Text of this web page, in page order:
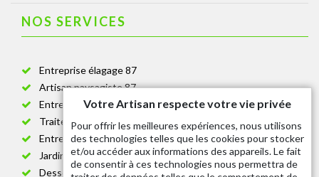
NOS SERVICES
Entreprise élagage 87
Artisan paysagiste 87
Entreprise de jardinage 87
Traitement anti-chenille 87
Entreprise abattage arbre 87
Jardinier taille de haie 87
Dessouchage arbre et haie 87
Votre Artisan respecte votre vie privée
Pour offrir les meilleures expériences, nous utilisons
des technologies telles que les cookies pour stocker
et/ou accéder aux informations des appareils. Le fait
de consentir à ces technologies nous permettra de